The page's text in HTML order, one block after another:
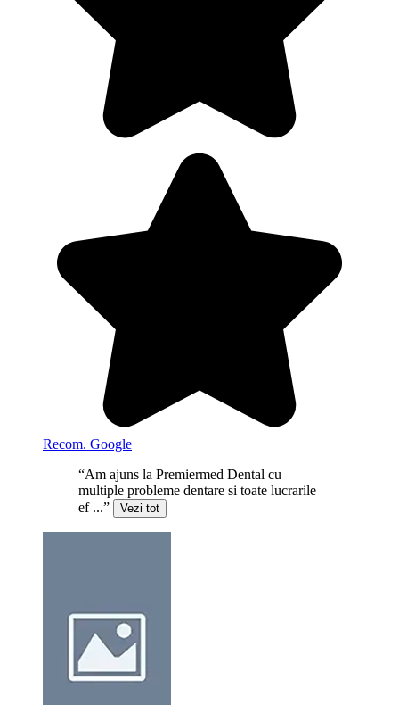
Recom. Google
“Am ajuns la Premiermed Dental cu
multiple probleme dentare si toate lucrarile
ef ...”
Vezi tot